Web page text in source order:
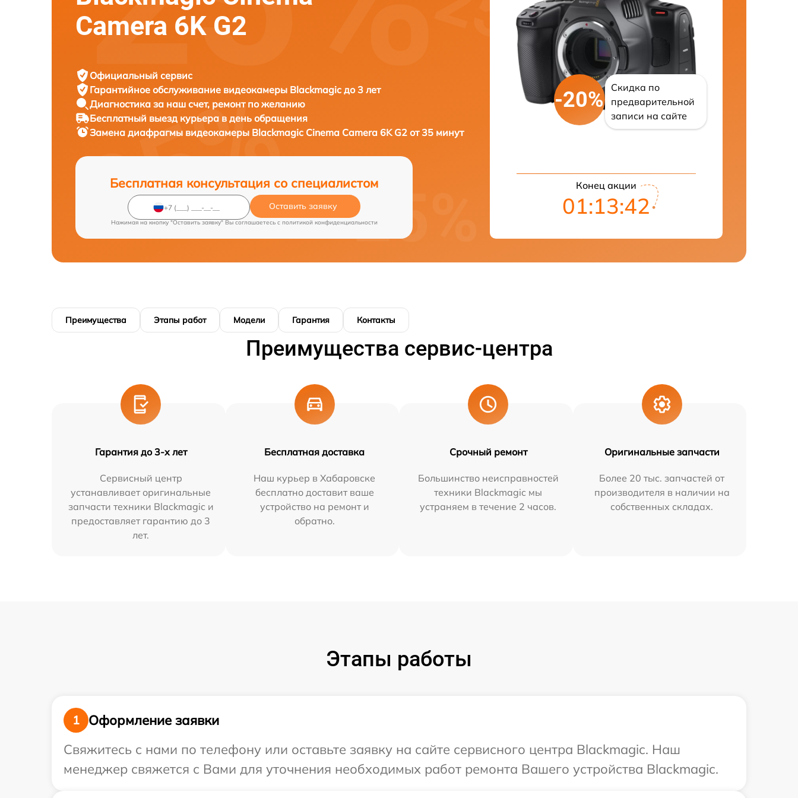
Camera 6K G2
Официальный сервис
Гарантийное обслуживание видеокамеры Blackmagic до 3 лет
Диагностика за наш счет, ремонт по желанию
Бесплатный выезд курьера в день обращения
Замена диафрагмы видеокамеры Blackmagic Cinema Camera 6K G2 от 35 минут
Бесплатная консультация со специалистом
Оставить заявку
Нажимая на кнопку "Оставить заявку" Вы соглашаетесь c политикой конфиденциальности
-20%
Скидка по
предварительной
записи на сайте
Конец акции
01:13:41
Преимущества Этапы работ Модели Гарантия Контакты
Преимущества сервис-центра
Гарантия до 3-х лет
Сервисный центр
устанавливает оригинальные
запчасти техники Blackmagic и
предоставляет гарантию до 3
лет.
Бесплатная доставка
Наш курьер в Хабаровске
бесплатно доставит ваше
устройство на ремонт и
обратно.
Срочный ремонт
Большинство неисправностей
техники Blackmagic мы
устраняем в течение 2 часов.
Оригинальные запчасти
Более 20 тыс. запчастей от
производителя в наличии на
собственных складах.
Этапы работы
1
Оформление заявки
Свяжитесь с нами по телефону или оставьте заявку на сайте сервисного центра Blackmagic. Наш
менеджер свяжется с Вами для уточнения необходимых работ ремонта Вашего устройства Blackmagic.